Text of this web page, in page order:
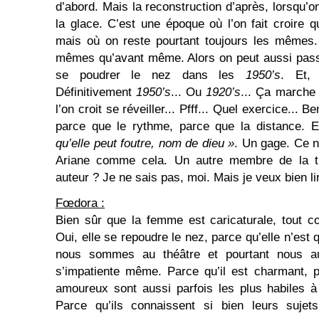
d’abord. Mais la reconstruction d’après,
la glace. C’est une époque où l’on fait croire
mais où on reste pourtant toujours les
mêmes qu’avant même. Alors on peut aussi
se poudrer le nez dans les1950’s. Et,
Définitivement1950’s... Ou1920’s... Ça
l’on croit se réveiller... Pfff... Quel exercice...
parce que le rythme, parce que la distance.
qu’elle peut foutre, nom de dieu ». Un gage. Ce
Ariane comme cela. Un autre membre de la
auteur ? Je ne sais pas, moi. Mais je veux bien
Fœdora :
Bien sûr que la femme est caricaturale, tout
Oui, elle se repoudre le nez, parce qu’elle n’est
nous sommes au théâtre et pourtant nous
s’impatiente même. Parce qu’il est charmant,
amoureux sont aussi parfois les plus habiles
Parce qu’ils connaissent si bien leurs